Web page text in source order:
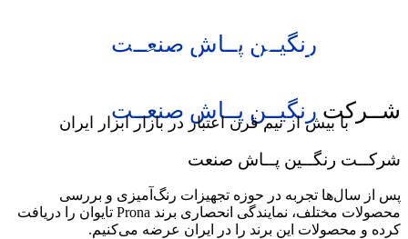
رنگیــن پــاش صنعــت
ارائه دهنده راهکارهای خطوط رنگ آمیزی و مونتاژ
شــرکت رنگیــن پــاش صنعــت
با بیش از نیم قرن اعتبار در بازار ابزار ایران
شرکــت رنگــین پــاش صنعت
پس از سال‌ها تجربه در حوزه تجهیزات رنگ‌آمیزی و بررسی
محصولات مختلف، نمایندگی انحصاری برند Prona تایوان را دریافت
کرده و محصولات این برند را در ایران عرضه می‌کنیم.